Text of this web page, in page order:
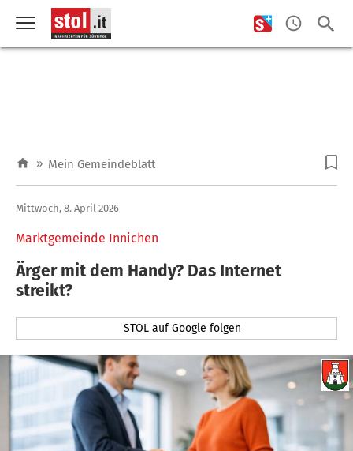
» Mein Gemeindeblatt
Marktgemeinde Innichen
Mittwoch, 8. April 2026
Ärger mit dem Handy? Das Internet
streikt?
STOL auf Google folgen